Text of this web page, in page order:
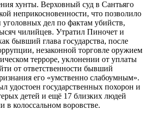
хунты. Верховный суд в Сантьяго
неприкосновенности, что позволило
уголовных дел по фактам убийств,
чилийцев. Утратил Пиночет и
бывший глава государства, после
незаконной торговле оружием
терроре, уклонении от уплаты
от ответственности бывший
его «умственно слабоумным».
удостоен государственных похорон и
детей и ещё 17 близких людей
в колоссальном воровстве.